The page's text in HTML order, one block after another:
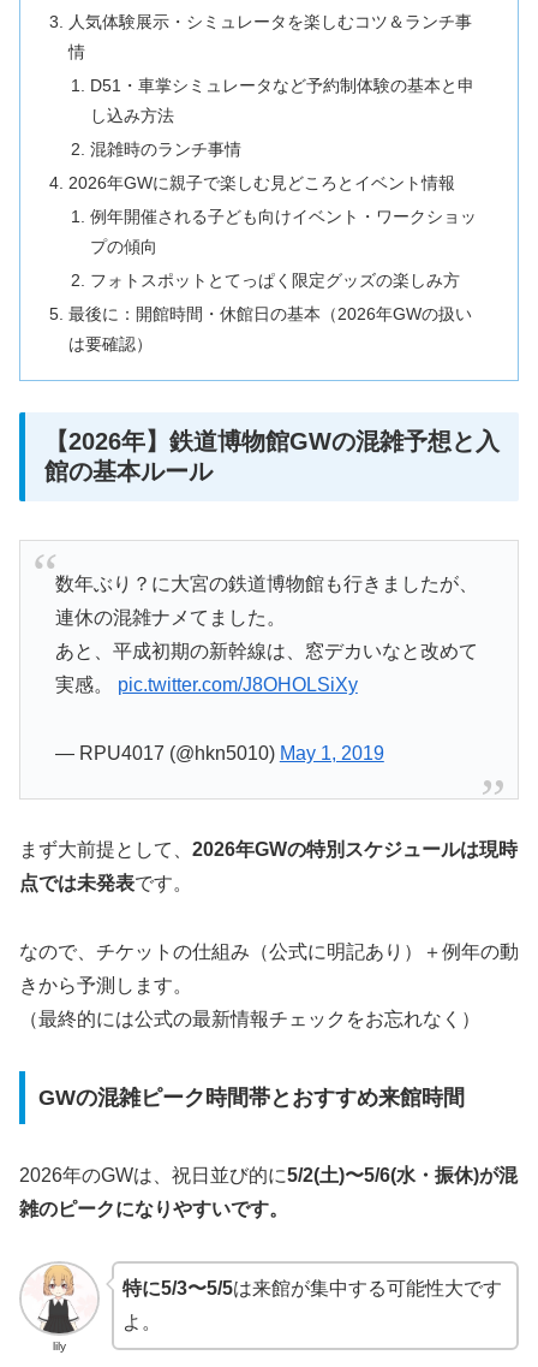
人気体験展示・シミュレータを楽しむコツ＆ランチ事
情
D51・車掌シミュレータなど予約制体験の基本と申
し込み方法
混雑時のランチ事情
2026年GWに親子で楽しむ見どころとイベント情報
例年開催される子ども向けイベント・ワークショッ
プの傾向
フォトスポットとてっぱく限定グッズの楽しみ方
最後に：開館時間・休館日の基本（2026年GWの扱い
は要確認）
【2026年】鉄道博物館GWの混雑予想と入
館の基本ルール
数年ぶり？に大宮の鉄道博物館も行きましたが、
連休の混雑ナメてました。
あと、平成初期の新幹線は、窓デカいなと改めて
実感。 pic.twitter.com/J8OHOLSiXy
— RPU4017 (@hkn5010) May 1, 2019
まず大前提として、 2026年GWの特別スケジュールは現時
点では未発表です。
なので、チケットの仕組み（公式に明記あり）＋例年の動
きから予測します。
（最終的には公式の最新情報チェックをお忘れなく）
GWの混雑ピーク時間帯とおすすめ来館時間
2026年のGWは、祝日並び的に5/2(土)〜5/6(水・振休)が混
雑のピークになりやすいです。
lily
特に5/3〜5/5は来館が集中する可能性大です
よ。